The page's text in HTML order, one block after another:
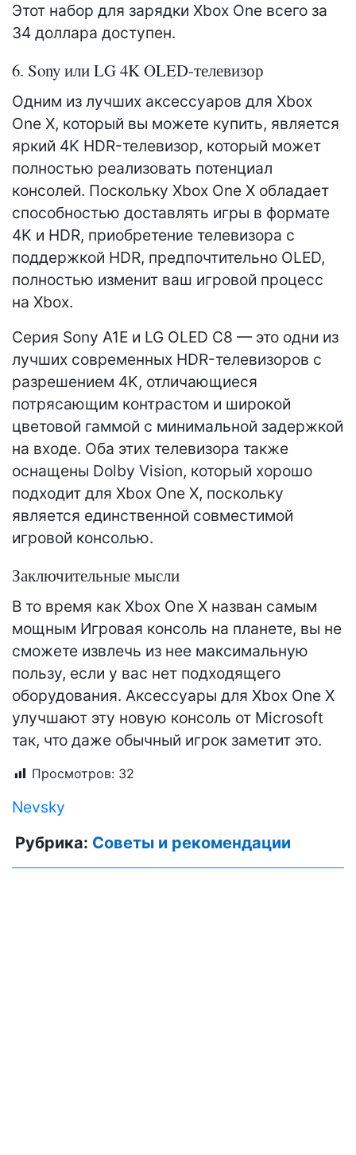
Этот набор для зарядки Xbox One всего за
34 доллара доступен.
6. Sony или LG 4K OLED-телевизор
Одним из лучших аксессуаров для Xbox
One X, который вы можете купить, является
яркий 4K HDR-телевизор, который может
полностью реализовать потенциал
консолей. Поскольку Xbox One X обладает
способностью доставлять игры в формате
4K и HDR, приобретение телевизора с
поддержкой HDR, предпочтительно OLED,
полностью изменит ваш игровой процесс
на Xbox.
Серия Sony A1E и LG OLED C8 — это одни из
лучших современных HDR-телевизоров с
разрешением 4K, отличающиеся
потрясающим контрастом и широкой
цветовой гаммой с минимальной задержкой
на входе. Оба этих телевизора также
оснащены Dolby Vision, который хорошо
подходит для Xbox One X, поскольку
является единственной совместимой
игровой консолью.
Заключительные мысли
В то время как Xbox One X назван самым
мощным Игровая консоль на планете, вы не
сможете извлечь из нее максимальную
пользу, если у вас нет подходящего
оборудования. Аксессуары для Xbox One X
улучшают эту новую консоль от Microsoft
так, что даже обычный игрок заметит это.
Просмотров: 32
Nevsky
Рубрика: Советы и рекомендации